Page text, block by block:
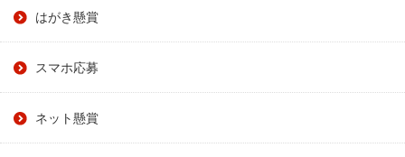
はがき懸賞
スマホ応募
ネット懸賞